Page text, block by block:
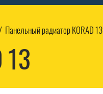
Панельный радиатор KORAD 13